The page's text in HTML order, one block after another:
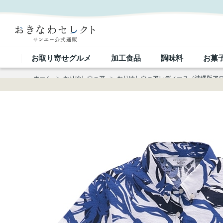
お取り寄せグルメ 加工食品 調味料 お菓
ホーム > かりゆしウェア > かりゆしウェアレディース（沖縄版ア